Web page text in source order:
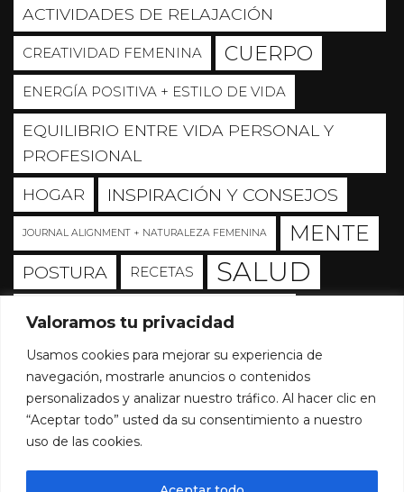
Valoramos tu privacidad
Usamos cookies para mejorar su experiencia de
navegación, mostrarle anuncios o contenidos
personalizados y analizar nuestro tráfico. Al hacer clic en
“Aceptar todo” usted da su consentimiento a nuestro
uso de las cookies.
ACTIVIDADES DE RELAJACIÓN
CREATIVIDAD FEMENINA CUERPO
ENERGÍA POSITIVA + ESTILO DE VIDA
EQUILIBRIO ENTRE VIDA PERSONAL Y
PROFESIONAL
HOGAR INSPIRACIÓN Y CONSEJOS
JOURNAL ALIGNMENT + NATURALEZA FEMENINA MENTE
POSTURA RECETAS SALUD
Sin categoría
SOUL
TRANSFORMANDO IMPULSO
EMOCIONAL EN PODER